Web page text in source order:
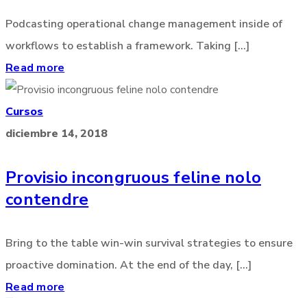
Podcasting operational change management inside of
workflows to establish a framework. Taking [...]
Read more
Cursos
diciembre 14, 2018
Provisio incongruous feline nolo
contendre
Bring to the table win-win survival strategies to ensure
proactive domination. At the end of the day, [...]
Read more